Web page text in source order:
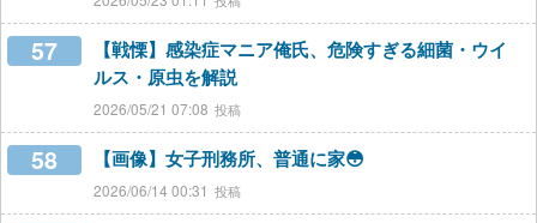
57
【戦慄】感染症マニア俺氏、危険すぎる細菌・ウイ
ルス・原虫を解説
2026/05/21 07:08
58 【画像】女子刑務所、普通に家😳
2026/06/14 00:31